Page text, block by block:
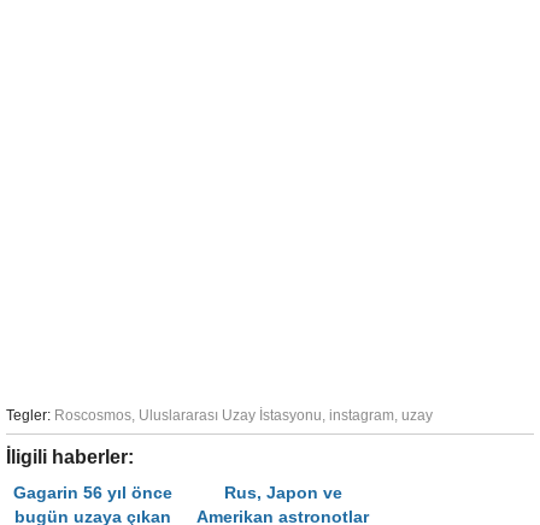
Tegler: Roscosmos, Uluslararası Uzay İstasyonu, instagram, uzay
İligili haberler:
Gagarin 56 yıl önce
bugün uzaya çıkan
Rus, Japon ve
Amerikan astronotlar